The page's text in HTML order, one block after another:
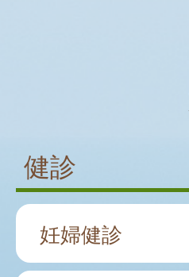
健診
妊婦健診